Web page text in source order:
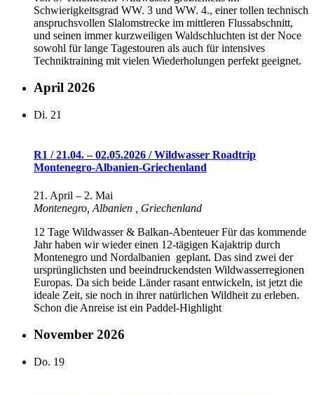
Schwierigkeitsgrad WW. 3 und WW. 4., einer tollen technisch
anspruchsvollen Slalomstrecke im mittleren Flussabschnitt,
und seinen immer kurzweiligen Waldschluchten ist der Noce
sowohl für lange Tagestouren als auch für intensives
Techniktraining mit vielen Wiederholungen perfekt geeignet.
April 2026
Di. 21
R1 / 21.04. – 02.05.2026 / Wildwasser Roadtrip
Montenegro-Albanien-Griechenland
21. April – 2. Mai
Montenegro, Albanien
, Griechenland
12 Tage Wildwasser & Balkan-Abenteuer Für das kommende
Jahr haben wir wieder einen 12-tägigen Kajaktrip durch
Montenegro und Nordalbanien geplant. Das sind zwei der
ursprünglichsten und beeindruckendsten Wildwasserregionen
Europas. Da sich beide Länder rasant entwickeln, ist jetzt die
ideale Zeit, sie noch in ihrer natürlichen Wildheit zu erleben.
Schon die Anreise ist ein Paddel-Highlight
November 2026
Do. 19